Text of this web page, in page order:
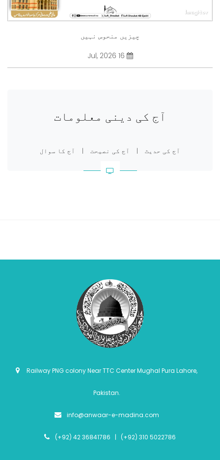
چیزیں منحوس نہیں
آج کی دینی معلومات
آج کی حدیث | آج کی نصیحت | آج کا سوال
Railway PNG colony Near TTC Center Mughal Pura Lahore,
Pakistan.
info@anwaar-e-madina.com
(+92) 42 36841786 | (+92) 310 5022786